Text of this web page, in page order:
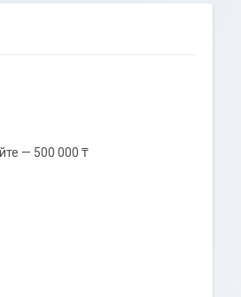
— 500 000 ₸